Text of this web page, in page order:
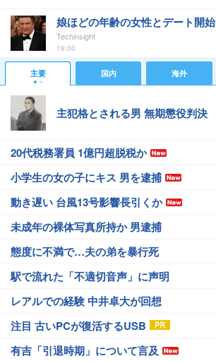
娘ほどの年齢の女性とデート開始
Techinsight
19:00
主要 国内 海外
主犯格とされる男 無期懲役判決
20代税務署員 1億円超脱税か
小学生の女の子にキス 男を逮捕
動き遅い 台風13号影響長引くか
未成年の裸体写真所持か 男逮捕
態度に不満で…夫の弟を暴行死
駅で流れた「不適切音声」に声明
レアルでの経験 中井卓大が回想
注目 古いPCが復活するUSB
有吉「引退時期」について言及